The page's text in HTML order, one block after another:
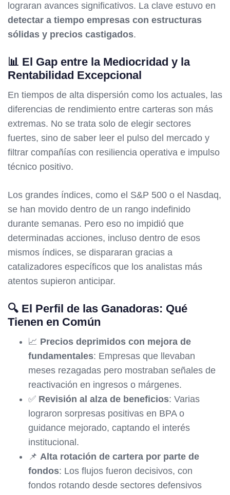
lograran avances significativos. La clave estuvo en
detectar a tiempo empresas con estructuras
sólidas y precios castigados.
📊 El Gap entre la Mediocridad y la
Rentabilidad Excepcional
En tiempos de alta dispersión como los actuales, las
diferencias de rendimiento entre carteras son más
extremas. No se trata solo de elegir sectores
fuertes, sino de saber leer el pulso del mercado y
filtrar compañías con resiliencia operativa e impulso
técnico positivo.
Los grandes índices, como el S&P 500 o el Nasdaq,
se han movido dentro de un rango indefinido
durante semanas. Pero eso no impidió que
determinadas acciones, incluso dentro de esos
mismos índices, se dispararan gracias a
catalizadores específicos que los analistas más
atentos supieron anticipar.
🔍 El Perfil de las Ganadoras: Qué
Tienen en Común
📈 Precios deprimidos con mejora de
fundamentales: Empresas que llevaban
meses rezagadas pero mostraban señales de
reactivación en ingresos o márgenes.
✅ Revisión al alza de beneficios: Varias
lograron sorpresas positivas en BPA o
guidance mejorado, captando el interés
institucional.
📌 Alta rotación de cartera por parte de
fondos: Los flujos fueron decisivos, con
fondos rotando desde sectores defensivos